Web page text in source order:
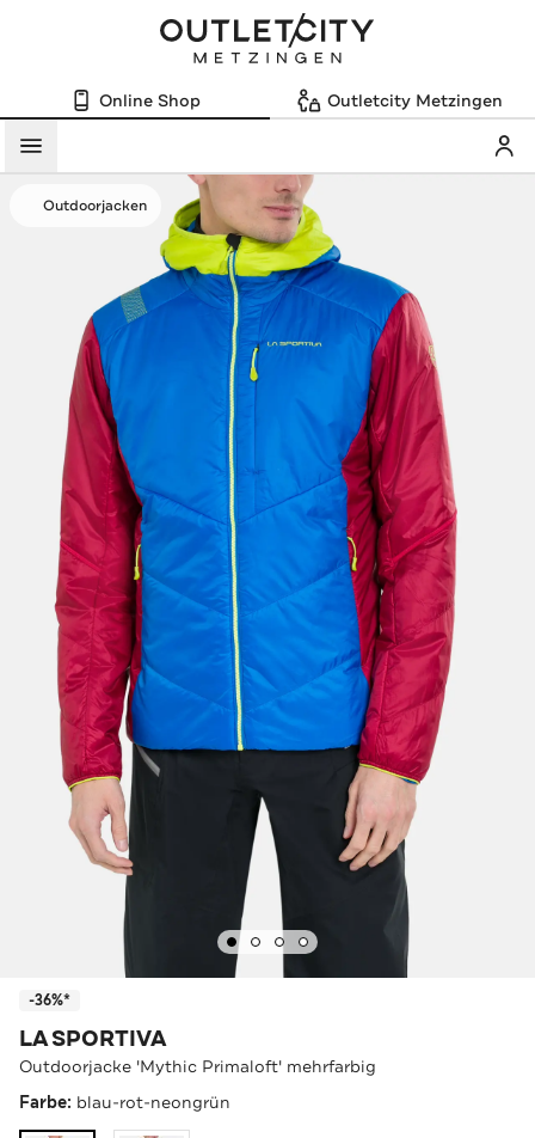
Online Shop Outletcity Metzingen
Menü
Outdoorjacken
-36%*
LA SPORTIVA
Outdoorjacke 'Mythic Primaloft' mehrfarbig
Farbe: blau-rot-neongrün